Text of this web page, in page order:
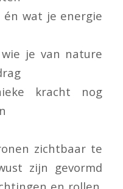
wat je energie
je van nature
kracht nog
zichtbaar te
zijn gevormd